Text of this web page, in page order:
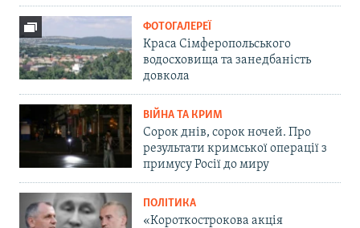
ФОТОГАЛЕРЕЇ
Краса Сімферопольського
водосховища та занедбаність
довкола
ВІЙНА ТА КРИМ
Сорок днів, сорок ночей. Про
результати кримської операції з
примусу Росії до миру
ПОЛІТИКА
«Короткострокова акція